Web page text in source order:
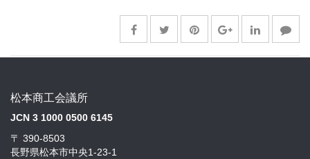
松本商工会議所
JCN 3 1000 0500 6145
〒 390-8503
長野県松本市中央1-23-1